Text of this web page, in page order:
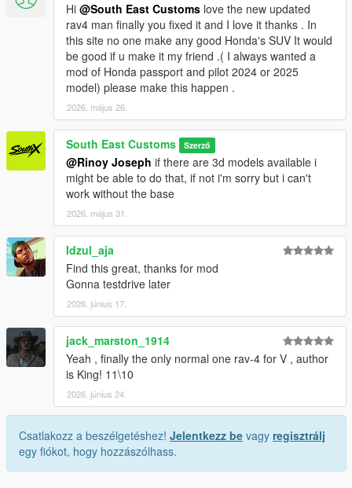
Hi @South East Customs love the new updated
rav4 man finally you fixed it and I love it thanks . In
this site no one make any good Honda's SUV It would
be good if u make it my friend .( I always wanted a
mod of Honda passport and pilot 2024 or 2025
model) please make this happen .
2026. május 26.
South East Customs Szerző
@Rinoy Joseph if there are 3d models available i
might be able to do that, if not i'm sorry but i can't
work without the base
2026. május 31.
Idzul_aja
Find this great, thanks for mod
Gonna testdrive later
2026. június 17.
jack_marston_1914
Yeah , finally the only normal one rav-4 for V , author
is King! 11\10
2026. június 24.
Csatlakozz a beszélgetéshez! Jelentkezz be vagy regisztrálj
egy fiókot, hogy hozzászólhass.